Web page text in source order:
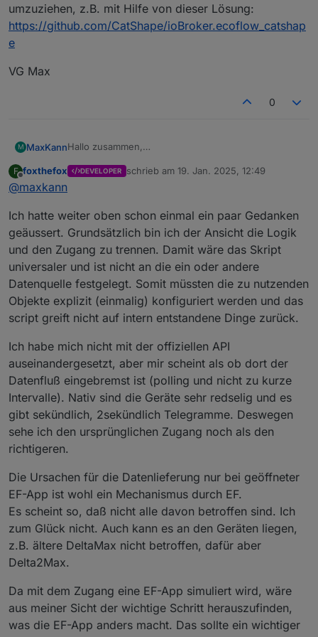
umzuziehen, z.B. mit Hilfe von dieser Lösung:
https://github.com/CatShape/ioBroker.ecoflow_catshap
e
VG Max
0
M MaxKannHallo zusammen,
Mitleser und Praktizierer der ersten Stunde :) Danke
Ich wollte nochmal explizit fragen, wie wir
Uhr in der Ecke und startet regelmäßig die Ecoflow
App. Nicht wirklich eine nachhaltige Lösung.
umzuziehen, z.B. mit Hilfe von dieser Lösung:
https://github.com/CatShape/ioBroker.ecoflow_catsh
VG Max
F
Offline
foxthefox DEVELOPER schrieb am 19. Jan. 2025, 12:49
zuletzt editiert von
@maxkann
Ich hatte weiter oben schon einmal ein paar Gedanken
geäussert. Grundsätzlich bin ich der Ansicht die Logik
und den Zugang zu trennen. Damit wäre das Skript
universaler und ist nicht an die ein oder andere
Datenquelle festgelegt. Somit müssten die zu nutzenden
Objekte explizit (einmalig) konfiguriert werden und das
script greift nicht auf intern entstandene Dinge zurück.
Ich habe mich nicht mit der offiziellen API
auseinandergesetzt, aber mir scheint als ob dort der
Datenfluß eingebremst ist (polling und nicht zu kurze
Intervalle). Nativ sind die Geräte sehr redselig und es
gibt sekündlich, 2sekündlich Telegramme. Deswegen
sehe ich den ursprünglichen Zugang noch als den
richtigeren.
Die Ursachen für die Datenlieferung nur bei geöffneter
EF-App ist wohl ein Mechanismus durch EF.
Es scheint so, daß nicht alle davon betroffen sind. Ich
zum Glück nicht. Auch kann es an den Geräten liegen,
z.B. ältere DeltaMax nicht betroffen, dafür aber
Delta2Max.
Da mit dem Zugang eine EF-App simuliert wird, wäre
aus meiner Sicht der wichtige Schritt herauszufinden,
was die EF-App anders macht. Das sollte ein wichtiger